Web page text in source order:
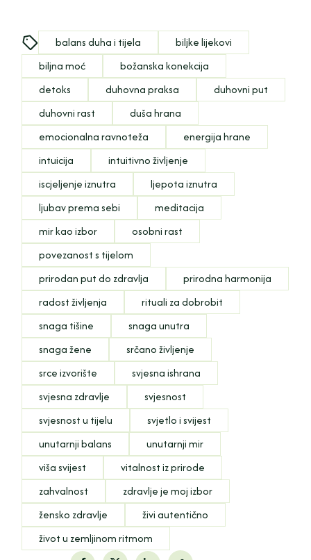
balans duha i tijela
biljke lijekovi
biljna moć
božanska konekcija
detoks
duhovna praksa
duhovni put
duhovni rast
duša hrana
emocionalna ravnoteža
energija hrane
intuicija
intuitivno življenje
iscjeljenje iznutra
ljepota iznutra
ljubav prema sebi
meditacija
mir kao izbor
osobni rast
povezanost s tijelom
prirodan put do zdravlja
prirodna harmonija
radost življenja
rituali za dobrobit
snaga tišine
snaga unutra
snaga žene
srčano življenje
srce izvorište
svjesna ishrana
svjesna zdravlje
svjesnost
svjesnost u tijelu
svjetlo i svijest
unutarnji balans
unutarnji mir
viša svijest
vitalnost iz prirode
zahvalnost
zdravlje je moj izbor
žensko zdravlje
živi autentično
život u zemljinom ritmom